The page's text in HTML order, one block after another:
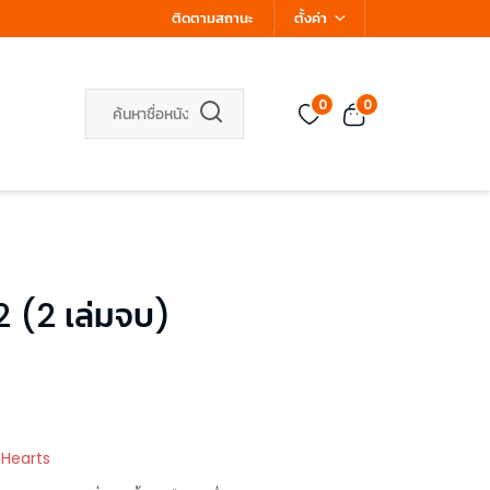
ติดตามสถานะ ตั้งค่า
0 0
(2 เล่มจบ)
Hearts